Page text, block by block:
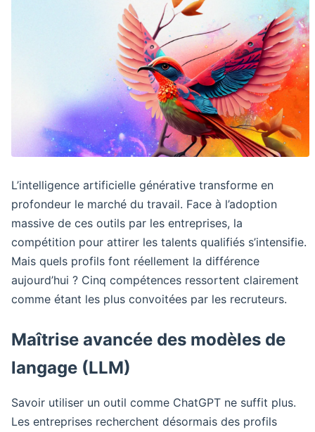
L’intelligence artificielle générative transforme en
profondeur le marché du travail. Face à l’adoption
massive de ces outils par les entreprises, la
compétition pour attirer les talents qualifiés s’intensifie.
Mais quels profils font réellement la différence
aujourd’hui ? Cinq compétences ressortent clairement
comme étant les plus convoitées par les recruteurs.
Maîtrise avancée des modèles de
langage (LLM)
Savoir utiliser un outil comme ChatGPT ne suffit plus.
Les entreprises recherchent désormais des profils